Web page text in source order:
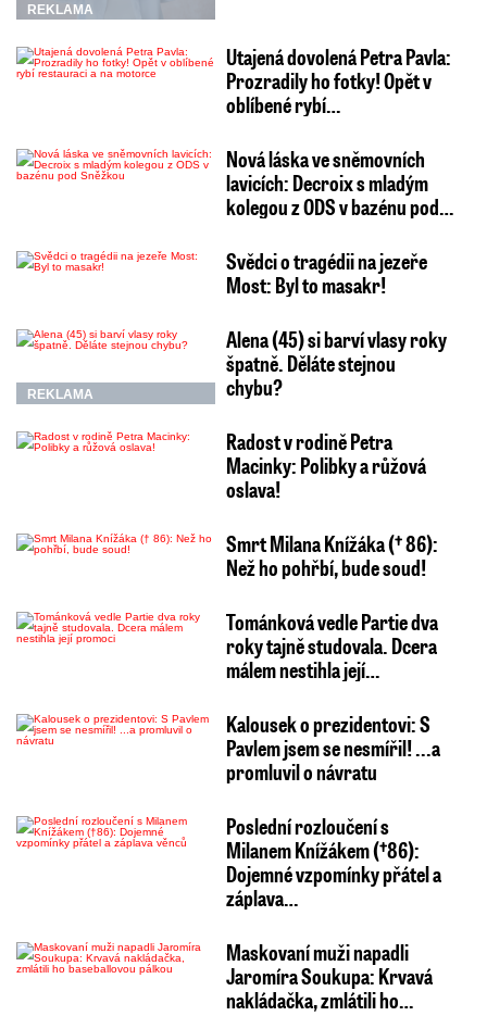
REKLAMA
Utajená dovolená Petra Pavla:
Prozradily ho fotky! Opět v
oblíbené rybí…
Nová láska ve sněmovních
lavicích: Decroix s mladým
kolegou z ODS v bazénu pod…
Svědci o tragédii na jezeře
Most: Byl to masakr!
REKLAMA
Alena (45) si barví vlasy roky
špatně. Děláte stejnou
chybu?
Radost v rodině Petra
Macinky: Polibky a růžová
oslava!
Smrt Milana Knížáka († 86):
Než ho pohřbí, bude soud!
Tománková vedle Partie dva
roky tajně studovala. Dcera
málem nestihla její…
Kalousek o prezidentovi: S
Pavlem jsem se nesmířil! ...a
promluvil o návratu
Poslední rozloučení s
Milanem Knížákem (†86):
Dojemné vzpomínky přátel a
záplava…
Maskovaní muži napadli
Jaromíra Soukupa: Krvavá
nakládačka, zmlátili ho…